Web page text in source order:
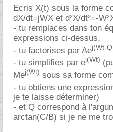
Ecris X(t) sous la forme
dX/dt=jWX et d²X/dt²=-
- tu remplaces dans ton
expressions ci-dessus,
- tu factorises par Aej(Wt-
- tu simplifies par ej(Wt)
Mej(Wt) sous sa forme
- tu obtiens une
je te laisse déterminer)
- et Q correspond à
arctan(C/B) si je ne me